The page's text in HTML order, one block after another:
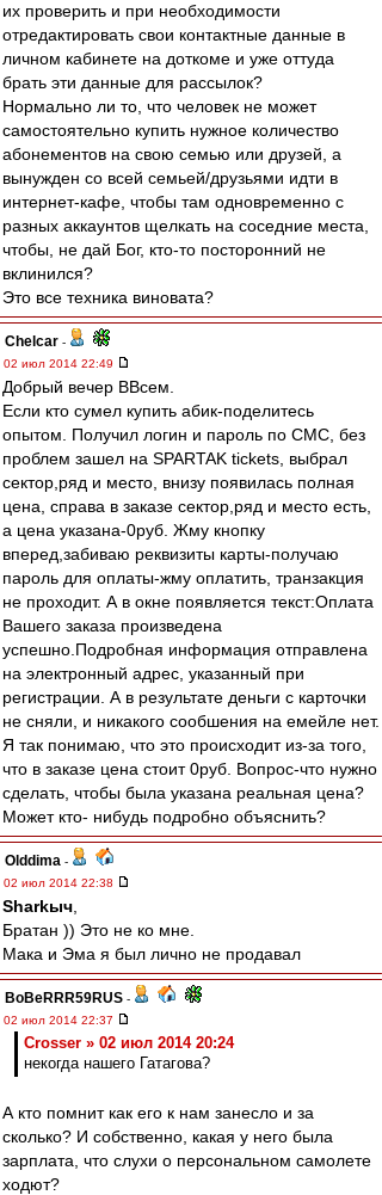
их проверить и при необходимости
отредактировать свои контактные данные в
личном кабинете на доткоме и уже оттуда
брать эти данные для рассылок?
Нормально ли то, что человек не может
самостоятельно купить нужное количество
абонементов на свою семью или друзей, а
вынужден со всей семьей/друзьями идти в
интернет-кафе, чтобы там одновременно с
разных аккаунтов щелкать на соседние места,
чтобы, не дай Бог, кто-то посторонний не
вклинился?
Это все техника виновата?
Chelcar -
02 июл 2014 22:49
Добрый вечер ВВсем.
Если кто сумел купить абик-поделитесь
опытом. Получил логин и пароль по СМС, без
проблем зашел на SPARTAK tickets, выбрал
сектор,ряд и место, внизу появилась полная
цена, справа в заказе сектор,ряд и место есть,
а цена указана-0руб. Жму кнопку
вперед,забиваю реквизиты карты-получаю
пароль для оплаты-жму оплатить, транзакция
не проходит. А в окне появляется текст:Оплата
Вашего заказа произведена
успешно.Подробная информация отправлена
на электронный адрес, указанный при
регистрации. А в результате деньги с карточки
не сняли, и никакого сообшения на емейле нет.
Я так понимаю, что это происходит из-за того,
что в заказе цена стоит 0руб. Вопрос-что нужно
сделать, чтобы была указана реальная цена?
Может кто- нибудь подробно объяснить?
Olddima -
02 июл 2014 22:38
Sharkыч
Братан )) Это не ко мне.
Мака и Эма я был лично не продавал
BoBeRRR59RUS -
02 июл 2014 22:37
Crosser » 02 июл 2014 20:24
некогда нашего Гатагова?
А кто помнит как его к нам занесло и за
сколько? И собственно, какая у него была
зарплата, что слухи о персональном самолете
ходют?